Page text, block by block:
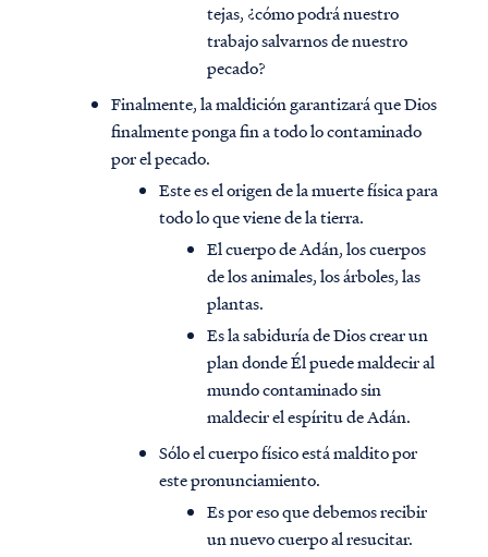
tejas, ¿cómo podrá nuestro
trabajo salvarnos de nuestro
pecado?
Finalmente, la maldición garantizará que Dios
finalmente ponga fin a todo lo contaminado
por el pecado.
Este es el origen de la muerte física para
todo lo que viene de la tierra.
El cuerpo de Adán, los cuerpos
de los animales, los árboles, las
plantas.
Es la sabiduría de Dios crear un
plan donde Él puede maldecir al
mundo contaminado sin
maldecir el espíritu de Adán.
Sólo el cuerpo físico está maldito por
este pronunciamiento.
Es por eso que debemos recibir
un nuevo cuerpo al resucitar.